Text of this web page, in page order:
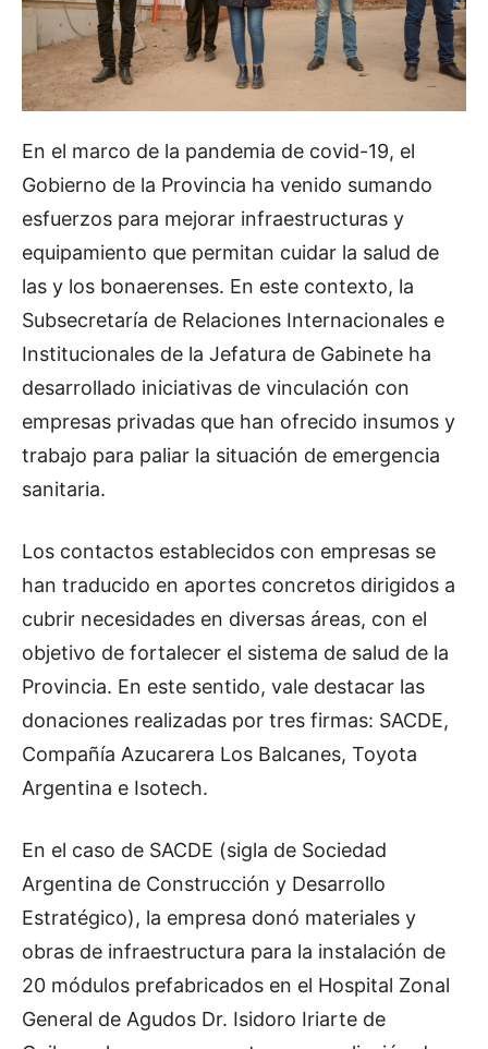
En el marco de la pandemia de covid-19, el
Gobierno de la Provincia ha venido sumando
esfuerzos para mejorar infraestructuras y
equipamiento que permitan cuidar la salud de
las y los bonaerenses. En este contexto, la
Subsecretaría de Relaciones Internacionales e
Institucionales de la Jefatura de Gabinete ha
desarrollado iniciativas de vinculación con
empresas privadas que han ofrecido insumos y
trabajo para paliar la situación de emergencia
sanitaria.
Los contactos establecidos con empresas se
han traducido en aportes concretos dirigidos a
cubrir necesidades en diversas áreas, con el
objetivo de fortalecer el sistema de salud de la
Provincia. En este sentido, vale destacar las
donaciones realizadas por tres firmas: SACDE,
Compañía Azucarera Los Balcanes, Toyota
Argentina e Isotech.
En el caso de SACDE (sigla de Sociedad
Argentina de Construcción y Desarrollo
Estratégico), la empresa donó materiales y
obras de infraestructura para la instalación de
20 módulos prefabricados en el Hospital Zonal
General de Agudos Dr. Isidoro Iriarte de